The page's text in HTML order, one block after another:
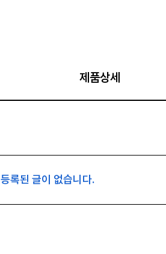
제품상세
등록된 글이 없습니다.